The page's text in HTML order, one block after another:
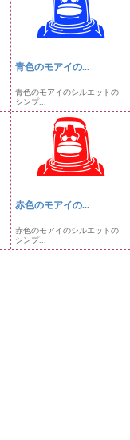
青色のモアイの...
青色のモアイのシルエットの
シンプ...
赤色のモアイの...
赤色のモアイのシルエットの
シンプ...